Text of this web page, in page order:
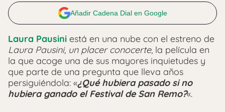
Añadir Cadena Dial en Google
Laura Pausini está en una nube con el estreno de
Laura Pausini, un placer conocerte, la película en
la que acoge una de sus mayores inquietudes y
que parte de una pregunta que lleva años
persiguiéndola: «¿Qué hubiera pasado si no
hubiera ganado el Festival de San Remo?«.